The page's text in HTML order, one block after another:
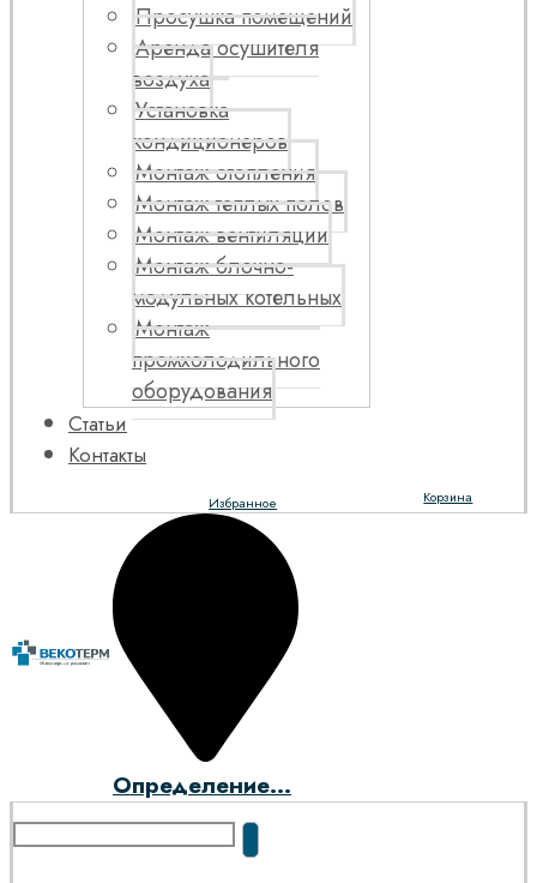
Просушка помещений
Аренда осушителя
воздуха
Установка
кондиционеров
Монтаж отопления
Монтаж теплых полов
Монтаж вентиляции
Монтаж блочно-
модульных котельных
Монтаж
промхолодильного
оборудования
Статьи
Контакты
Корзина
Избранное
Определение...